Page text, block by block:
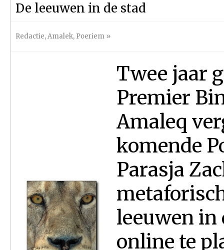
De leeuwen in de stad
Redactie,Amalek, Poeriem »
Twee jaar
Premier
Amaleq
komende
Parasja
leeuwen in
online te